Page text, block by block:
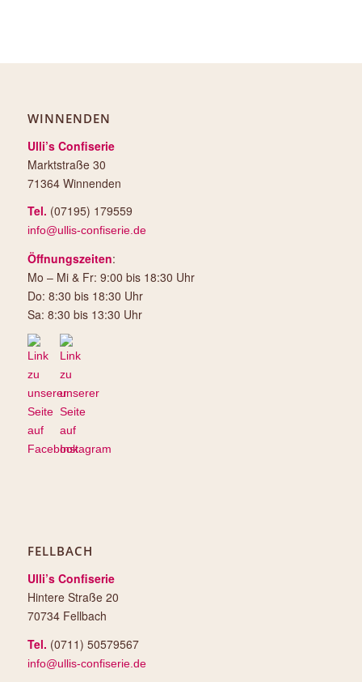
WINNENDEN
Ulli’s Confiserie
Marktstraße 30
71364 Winnenden
Tel. (07195) 179559
info@ullis-confiserie.de
Öffnungszeiten:
Mo – Mi & Fr: 9:00 bis 18:30 Uhr
Do: 8:30 bis 18:30 Uhr
Sa: 8:30 bis 13:30 Uhr
FELLBACH
Ulli’s Confiserie
Hintere Straße 20
70734 Fellbach
Tel. (0711) 50579567
info@ullis-confiserie.de